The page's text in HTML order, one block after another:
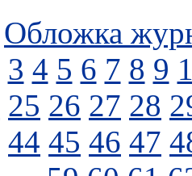
Обложка
3 4 5 6 7 8 9
25 26 27 28
44 45 46 47